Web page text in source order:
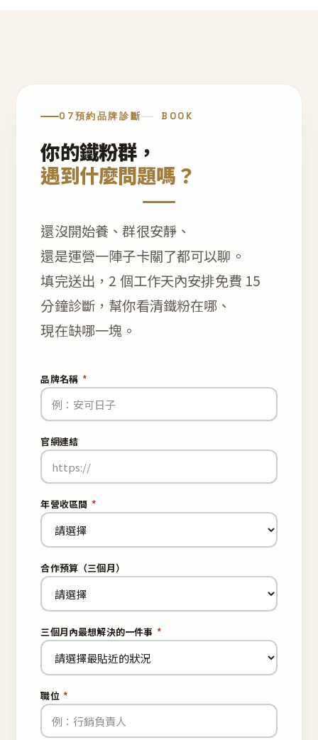
07預約品牌診斷 BOOK
你的鐵粉群，
遇到什麼問題嗎？
還沒開始養、群很安靜、
還是運營一陣子卡關了都可以聊。
填完送出，2 個工作天內安排免費 15
分鐘診斷，幫你看清鐵粉在哪、
現在缺哪一塊。
品牌名稱 *
官網連結
年營收區間 *
合作預算（三個月）
三個月內最想解決的一件事 *
職位 *